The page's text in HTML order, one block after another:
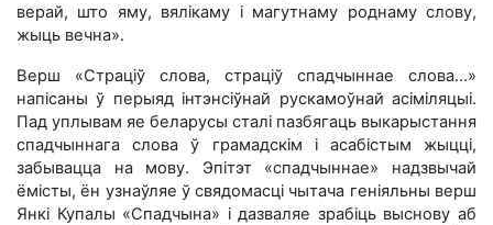
верай, што яму, вялікаму і магутнаму роднаму слову,
жыць вечна».
Верш «Страціў слова, страціў спадчыннае слова...»
напісаны ў перыяд інтэнсіўнай рускамоўнай асіміляцыі.
Пад уплывам яе беларусы сталі пазбягаць выкарыстання
спадчыннага слова ў грамадскім і асабістым жыцці,
забывацца на мову. Эпітэт «спадчыннае» надзвычай
ёмісты, ён узнаўляе ў свядомасці чытача геніяльны верш
Янкі Купалы «Спадчына» і дазваляе зрабіць выснову аб